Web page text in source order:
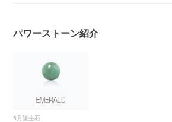
パワーストーン紹介
5月誕生石